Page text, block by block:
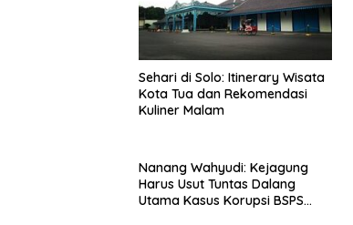
Sehari di Solo: Itinerary Wisata
Kota Tua dan Rekomendasi
Kuliner Malam
Nanang Wahyudi: Kejagung
Harus Usut Tuntas Dalang
Utama Kasus Korupsi BSPS